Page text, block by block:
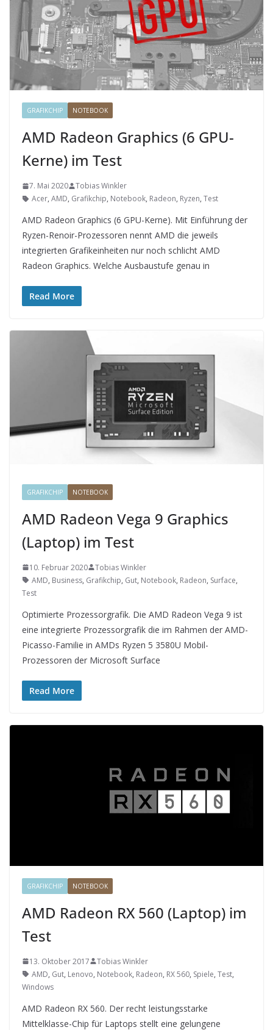
GRAFIKCHIP NOTEBOOK
AMD Radeon Graphics (6 GPU-
Kerne) im Test
7. Mai 2020
Tobias Winkler
Acer, AMD, Grafikchip, Notebook, Radeon, Ryzen, Test
AMD Radeon Graphics (6 GPU-Kerne). Mit Einführung der
Ryzen-Renoir-Prozessoren nennt AMD die jeweils
integrierten Grafikeinheiten nur noch schlicht AMD
Radeon Graphics. Welche Ausbaustufe genau in
Read More
GRAFIKCHIP NOTEBOOK
AMD Radeon Vega 9 Graphics
(Laptop) im Test
10. Februar 2020
Tobias Winkler
AMD, Business, Grafikchip, Gut, Notebook, Radeon, Surface,
Test
Optimierte Prozessorgrafik. Die AMD Radeon Vega 9 ist
eine integrierte Prozessorgrafik die im Rahmen der AMD-
Picasso-Familie in AMDs Ryzen 5 3580U Mobil-
Prozessoren der Microsoft Surface
Read More
GRAFIKCHIP NOTEBOOK
AMD Radeon RX 560 (Laptop) im
Test
13. Oktober 2017
Tobias Winkler
AMD, Gut, Lenovo, Notebook, Radeon, RX 560, Spiele, Test,
Windows
AMD Radeon RX 560. Der recht leistungsstarke
Mittelklasse-Chip für Laptops stellt eine gelungene